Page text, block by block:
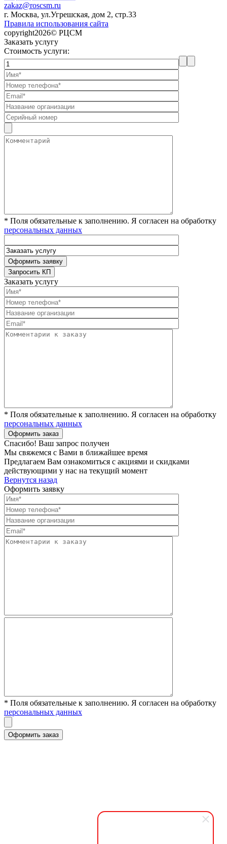
zakaz@roscsm.ru
г. Москва, ул.Угрешская, дом 2, стр.33
Правила использования сайта
copyright2026© РЦСМ
Заказать услугу
Стоимость услуги:
* Поля обязательные к заполнению. Я согласен на обработку
персональных данных
Заказать услугу
* Поля обязательные к заполнению. Я согласен на обработку
персональных данных
Спасибо! Ваш запрос получен
Мы свяжемся с Вами в ближайшее время
Предлагаем Вам ознакомиться с акциями и скидками
действующими у нас на текущий момент
Вернутся назад
Оформить заявку
* Поля обязательные к заполнению. Я согласен на обработку
персональных данных